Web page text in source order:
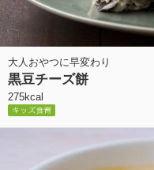
大人おやつに早変わり
黒豆チーズ餅
275kcal